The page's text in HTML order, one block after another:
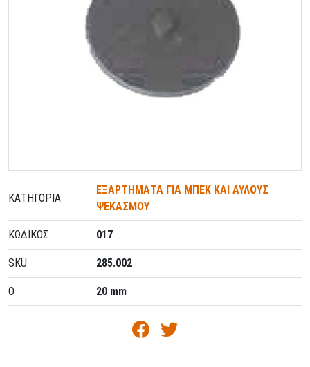
ΚΑΤΗΓΟΡΊΑ
ΕΞΑΡΤΗΜΑΤΑ ΓΙΑ ΜΠΕΚ ΚΑΙ ΑΥΛΟΥΣ
ΨΕΚΑΣΜΟΥ
ΚΩΔΙΚΌΣ 017
SKU 285.002
O 20 mm